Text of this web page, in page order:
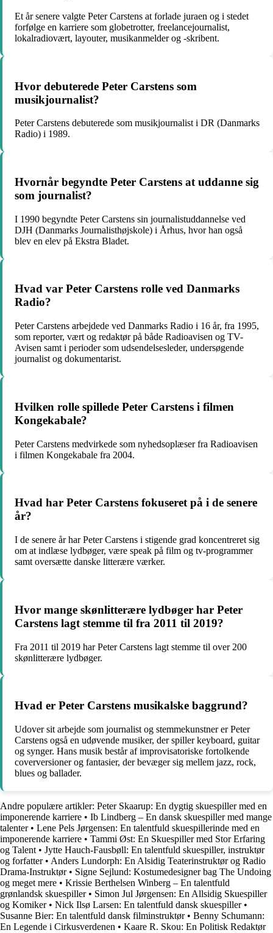
Et år senere valgte Peter Carstens at forlade juraen og i stedet
forfølge en karriere som globetrotter, freelancejournalist,
lokalradiovært, layouter, musikanmelder og -skribent.
Hvor debuterede Peter Carstens som
musikjournalist?
Peter Carstens debuterede som musikjournalist i DR (Danmarks
Radio) i 1989.
Hvornår begyndte Peter Carstens at uddanne sig
som journalist?
I 1990 begyndte Peter Carstens sin journalistuddannelse ved
DJH (Danmarks Journalisthøjskole) i Århus, hvor han også
blev en elev på Ekstra Bladet.
Hvad var Peter Carstens rolle ved Danmarks
Radio?
Peter Carstens arbejdede ved Danmarks Radio i 16 år, fra 1995,
som reporter, vært og redaktør på både Radioavisen og TV-
Avisen samt i perioder som udsendelsesleder, undersøgende
journalist og dokumentarist.
Hvilken rolle spillede Peter Carstens i filmen
Kongekabale?
Peter Carstens medvirkede som nyhedsoplæser fra Radioavisen
i filmen Kongekabale fra 2004.
Hvad har Peter Carstens fokuseret på i de senere
år?
I de senere år har Peter Carstens i stigende grad koncentreret sig
om at indlæse lydbøger, være speak på film og tv-programmer
samt oversætte danske litterære værker.
Hvor mange skønlitterære lydbøger har Peter
Carstens lagt stemme til fra 2011 til 2019?
Fra 2011 til 2019 har Peter Carstens lagt stemme til over 200
skønlitterære lydbøger.
Hvad er Peter Carstens musikalske baggrund?
Udover sit arbejde som journalist og stemmekunstner er Peter
Carstens også en udøvende musiker, der spiller keyboard, guitar
og synger. Hans musik består af improvisatoriske fortolkende
coverversioner og fantasier, der bevæger sig mellem jazz, rock,
blues og ballader.
Andre populære artikler: Peter Skaarup: En dygtig skuespiller med en
imponerende karriere • Ib Lindberg – En dansk skuespiller med mange
talenter• Lene Pels Jørgensen: En talentfuld skuespillerinde med en
imponerende karriere • Tammi Øst: En Skuespiller med Stor Erfaring
og Talent • Jytte Hauch-Fausbøll: En talentfuld skuespiller, instruktør
og forfatter• Anders Lundorph: En Alsidig Teaterinstruktør og Radio
Drama-Instruktør• Signe Sejlund: Kostumedesigner bag The Undoing
og meget mere • Krissie Berthelsen Winberg – En talentfuld
grønlandsk skuespiller• Simon Jul Jørgensen: En Allsidig Skuespiller
og Komiker• Nick Ilsø Larsen: En talentfuld dansk skuespiller•
Susanne Bier: En talentfuld dansk filminstruktør• Benny Schumann:
En Legende i Cirkusverdenen • Kaare R. Skou: En Politisk Redaktør